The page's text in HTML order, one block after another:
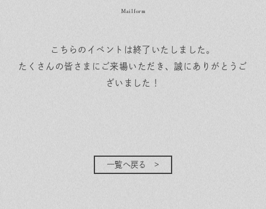
こちらのイベントは終了いたしました。
たくさんの皆さまにご来場いただき、誠にありがとうご
ざいました！
一覧へ戻る